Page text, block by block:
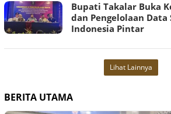
Bupati Takalar Buka
dan Pengelolaan Data
Indonesia Pintar
Lihat Lainnya
BERITA UTAMA